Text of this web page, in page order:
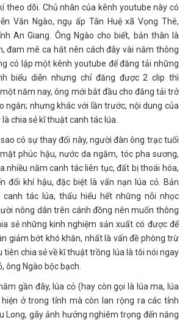
theo dõi. Chủ nhân của kênh youtube này có
Văn Ngào, ngụ ấp Tân Huệ xã Vọng Thê,
An Giang. Ông Ngào cho biết, bản thân là
đam mê ca hát nên cách đây vài năm thông
có lập một kênh youtube để đăng tải những
biểu diễn nhưng chỉ đăng được 2 clip thì
năm nay, ông mới bắt đầu cho đăng tải trở
ngắn; nhưng khác với lần trước, nội dung của
chia sẻ kĩ thuật canh tác lúa.
có sự thay đổi này, người đàn ông trạc tuổi
phúc hậu, nước da ngăm, tóc pha sương,
nhiều năm canh tác liên tục, đất bị thoái hóa,
đổi khí hậu, đặc biệt là vấn nạn lúa cỏ. Bản
tác lúa, thấu hiểu hết những nỗi nhọc
nông dân trên cánh đồng nên muốn thông
sẻ những kinh nghiệm sản xuất có được để
giảm bớt khó khăn, nhất là vấn đề phòng trừ
tiên chia sẻ về kĩ thuật trồng lúa là tôi nói ngay
ông Ngào bộc bạch.
gần đây, lúa cỏ (hay còn gọi là lúa ma, lúa
ở trong tỉnh mà còn lan rộng ra các tỉnh
Long, gây ảnh hưởng nghiêm trọng đến năng